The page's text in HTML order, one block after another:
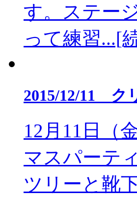
す。ステー
って練習...[
2015/12/11
12月11日（
マスパーテ
ツリーと靴